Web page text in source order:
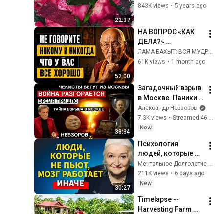
22:37
ферментации,
843K views • 5 years ago
52:00
НА ВОПРОС «КАК
ДЕЛА?»
СУЩЕСТВУЕТ
ЛИШЬ ОДИН
ОТНИМАЮТ У ВАС
ЖИЗНЕННЫЕ
СИЛЫ.
ЛАМА БАХЫТ: ВСЯ МУДРОСТЬ ВОСТОКА
61K views • 1 month ago
38:34
Загадочный взрыв
в Москве. Паники
нет. В бункере -
прекрасное
настроение.
Колобок.
Александр Невзоров
7.3K views •
New
30:27
Психология
людей, которые НЕ
пьют алкоголь
(согласно
нейронауке) |
Черниговская
Ментальное Долголетие and 2 more
211K views • 6 days ago
New
Timelapse --
Harvesting Farm